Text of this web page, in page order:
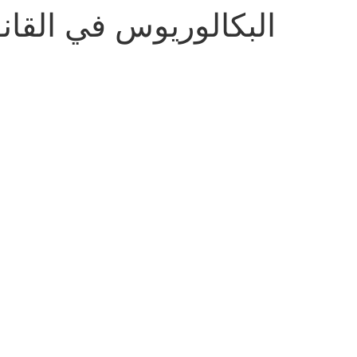
البكالوريوس في